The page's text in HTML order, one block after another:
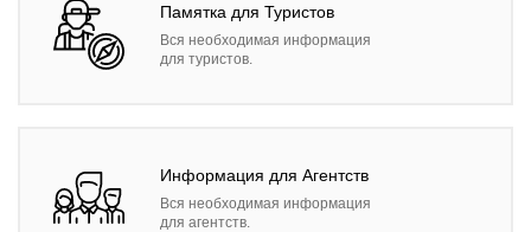
Памятка для Туристов
Вся необходимая информация
для туристов.
Информация для Агентств
Вся необходимая информация
для агентств.